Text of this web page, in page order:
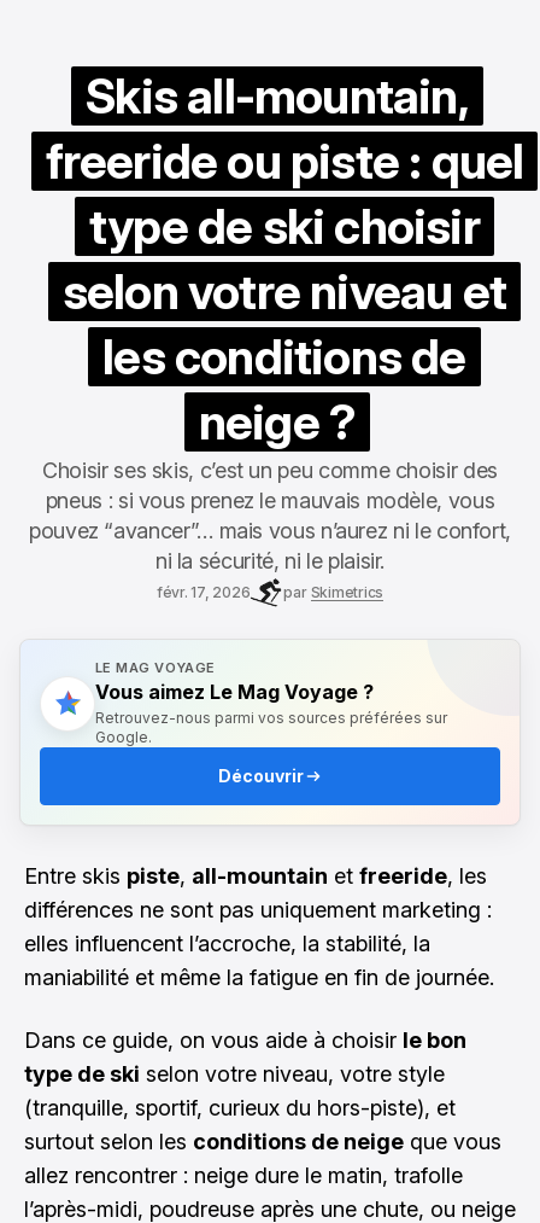
Skis all-mountain,
freeride ou piste : quel
type de ski choisir
selon votre niveau et
les conditions de
neige ?
Choisir ses skis, c’est un peu comme choisir des
pneus : si vous prenez le mauvais modèle, vous
pouvez “avancer”… mais vous n’aurez ni le confort,
ni la sécurité, ni le plaisir.
févr. 17, 2026 par Skimetrics
LE MAG VOYAGE
Vous aimez Le Mag Voyage ?
Retrouvez-nous parmi vos sources préférées sur
Google.
Découvrir
Entre skis piste, all-mountain et freeride, les
différences ne sont pas uniquement marketing :
elles influencent l’accroche, la stabilité, la
maniabilité et même la fatigue en fin de journée.
Dans ce guide, on vous aide à choisir le bon
type de ski selon votre niveau, votre style
(tranquille, sportif, curieux du hors-piste), et
surtout selon les conditions de neige que vous
allez rencontrer : neige dure le matin, trafolle
l’après-midi, poudreuse après une chute, ou neige